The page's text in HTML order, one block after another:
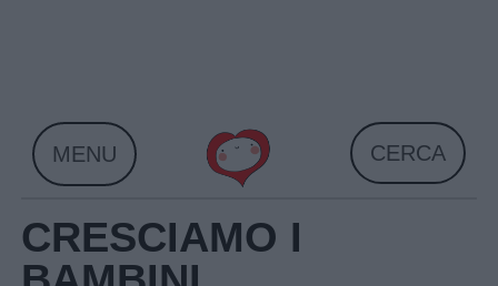
MENU CERCA
CRESCIAMO I